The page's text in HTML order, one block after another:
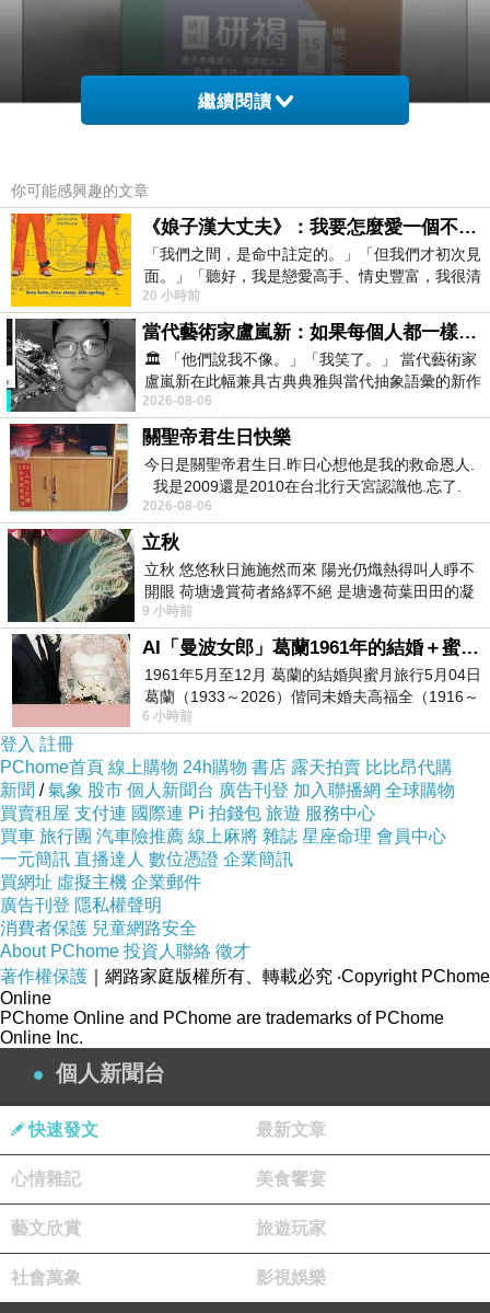
輕采國際成立於2020年
以獨特的二代小分子褐藻醣膠為核心
深耕產業最上游原料開發
並以科研為根、利人為本的理念
打造出兼具科學與人文之美的企業文化
這款二代小分子褐藻醣膠機能飲
是團隊經過十二年的研發才成功
因為一代小分子褐藻醣膠
其大分子結構存在大量無用沉澱物
無法完全溶於水中被有效利用
而現在二代小分子褐藻醣膠機能飲
不旦具有高度食用安全性
其純度及活性也明顯提高
對於調整體質有顯著表現
繼續閱讀
你可能感興趣的文章
《娘子漢大丈夫》：我要怎麼愛一個不存在的人？
「我們之間，是命中註定的。」「但我們才初次見
面。」「聽好，我是戀愛高手、情史豐富，我很清
楚這種感覺，你我之間的那種感覺，現
20 小時前
當代藝術家盧嵐新：如果每個人都一樣，這世界該有多無聊？
🏛️ 「他們說我不像。」「我笑了。」 當代藝術家
盧嵐新在此幅兼具古典典雅與當代抽象語彙的新作
中，以沈靜的藍色空間為背景，描繪了
2026-08-06
關聖帝君生日快樂
今日是關聖帝君生日.昨日心想他是我的救命恩人.
我是2009還是2010在台北行天宮認識他.忘了.
一個奇摩交友的網友學
2026-08-06
立秋
立秋 悠悠秋日施施然而來 陽光仍熾熱得叫人睜不
開眼 荷塘邊賞荷者絡繹不絕 是塘邊荷葉田田的凝
望 風中飄逸的是映日荷花別樣紅
9 小時前
AI「曼波女郎」葛蘭1961年的結婚＋蜜月旅行 #戀上老電影 #葛蘭 #粟子
1961年5月至12月 葛蘭的結婚與蜜月旅行5月04日
葛蘭（1933～2026）偕同未婚夫高福全（1916～
2004）乘郵輪赴倫敦6月15日於英國倫敦St.S
6 小時前
登入 註冊
PChome首頁 線上購物 24h購物 書店 露天拍賣 比比昂代購
新聞 /氣象 股市 個人新聞台 廣告刊登 加入聯播網 全球購物
買賣租屋 支付連 國際連 Pi 拍錢包 旅遊 服務中心
買車 旅行團 汽車險推薦 線上麻將 雜誌 星座命理 會員中心
一元簡訊 直播達人 數位憑證 企業簡訊
買網址 虛擬主機 企業郵件
廣告刊登 隱私權聲明
消費者保護 兒童網路安全
About PChome 投資人聯絡 徵才
著作權保護 ｜網路家庭版權所有、轉載必究 ‧Copyright PChome
Online
PChome Online and PChome are trademarks of PChome
Online Inc.
個人新聞台
快速發文 最新文章
心情雜記 美食饗宴
藝文欣賞 旅遊玩家
社會萬象 影視娛樂